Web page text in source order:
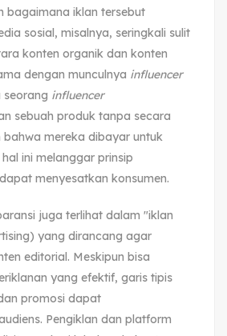
bagaimana iklan tersebut
sosial, misalnya, seringkali sulit
konten organik dan konten
dengan munculnya influencer
seorang influencer
sebuah produk tanpa secara
bahwa mereka dibayar untuk
ini melanggar prinsip
menyesatkan konsumen.
juga terlihat dalam "iklan
yang dirancang agar
editorial. Meskipun bisa
yang efektif, garis tipis
promosi dapat
Pengiklan dan platform